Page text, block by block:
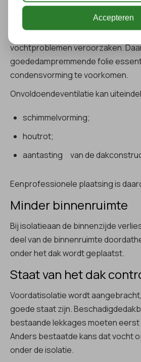
Vocht en ventilatie
Een verkeerdgeplaatste
vochtproblemen veroorzaken.
goededampremmende folie
condensvorming te voorkomen.
Onvoldoendeventilatie kan
schimmelvorming;
houtrot;
aantasting van de
Eenprofessionele plaatsing is
Minder binnenruimte
Bij isolatieaan de binnenzijde
deel van de binnenruimte
onder het dak wordt geplaatst.
Staat van het dak
Voordatisolatie wordt
goede staat zijn.
bestaande lekkages moeten
Anders bestaatde kans dat vocht
onder de isolatie.
Accepteren